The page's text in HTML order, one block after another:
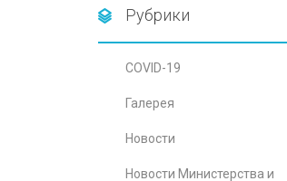
Рубрики
COVID-19
Галерея
Новости
Новости Министерства и